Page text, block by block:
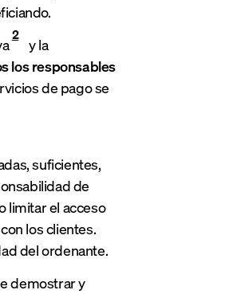
2
y la
los responsables
de pago se
suficientes,
de
limitar el acceso
los clientes.
del ordenante.
demostrar y